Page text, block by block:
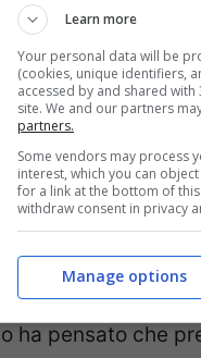
della casa
Valentino.
che i meriti
moto. Ma nel
e ha convinto
ha pensato che
Learn more
Your personal data will be
(cookies, unique identifiers,
accessed by and shared
site. We and our partners
partners.
Some vendors may process
interest, which you can
for a link at the bottom of
withdraw consent in privacy
Manage options